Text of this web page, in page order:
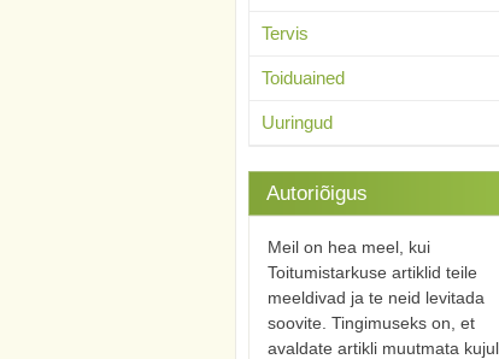
Tervis
Toiduained
Uuringud
Autoriõigus
Meil on hea meel, kui
Toitumistarkuse artiklid teile
meeldivad ja te neid levitada
soovite. Tingimuseks on, et
avaldate artikli muutmata